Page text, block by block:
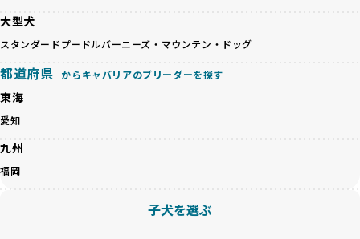
BreederFamiliesでは、法令に準拠するだけでなく、ワンち
のみを厳選しています。これにより、ユーザーの皆さんに安
心して選べる選択肢を提供しています。
「BreederFamilesのワンちゃんに優しい18の評価基準」は
こちら
接のヒアリング、現地確認を通じて厳しく評価しています。
このプロセスにより、育成環境や健康管理だけでなく、ブリ
さらに、こうした評価結果は透明性を持って公開されている
ため、どのブリーダーを選んでも安心して子犬をお迎えいた
が多く見受けられます。場合によっては、チワワ×ハスキー
等体格の異なるリスクの高い交配を行うこともあります。
「ミックス犬を繁殖しない」の詳細はこちら
ペットショップやペットオークションは、流通過程でワンち
ゃんが長時間の輸送を強いられたり、狭いケージに閉じ込め
られるなど、心身に大きな負担がかかります。このような環
境は、ストレスや感染リスクを増大させるだけでなく、ワン
ちゃんの社会性や基本的なしつけにも悪影響を与える可能性
があります。
優良ブリーダーは、ワンちゃんの健康と幸せを第一に考え、
ことを大切にしています。また、彼らはお迎え先を自身で確
大型犬
スタンダードプードルバーニーズ・マウンテン・ドッグ
都道府県 からキャバリアのブリーダーを探す
東海
愛知
九州
福岡
子犬を選ぶ